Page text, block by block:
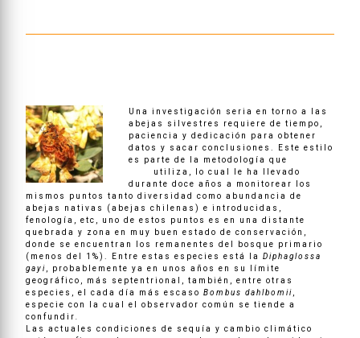
Una investigación seria en torno a las
abejas silvestres requiere de tiempo,
paciencia y dedicación para obtener
datos y sacar conclusiones. Este estilo
es parte de la metodología que
utiliza, lo cual le ha llevado
durante doce años a monitorear los
mismos puntos tanto diversidad como abundancia de
abejas nativas (abejas chilenas) e introducidas,
fenología, etc, uno de estos puntos es en una distante
quebrada y zona en muy buen estado de conservación,
donde se encuentran los remanentes del bosque primario
(menos del 1%). Entre estas especies está la Diphaglossa
gayi , probablemente ya en unos años en su límite
geográfico, más septentrional, también, entre otras
especies, el cada día más escaso Bombus dahlbomii
especie con la cual el observador común se tiende a
confundir
Las actuales condiciones de sequía y cambio climático